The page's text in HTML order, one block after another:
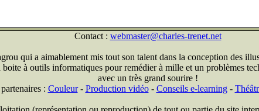
Contact : webmaster@charles-trenet.net
qui a aimablement mis tout son talent dans la conception des
à outils informatiques pour remédier à mille et un problèmes
avec un très grand sourire !
: Couleur- Production vidéo- Conseils e-learning-